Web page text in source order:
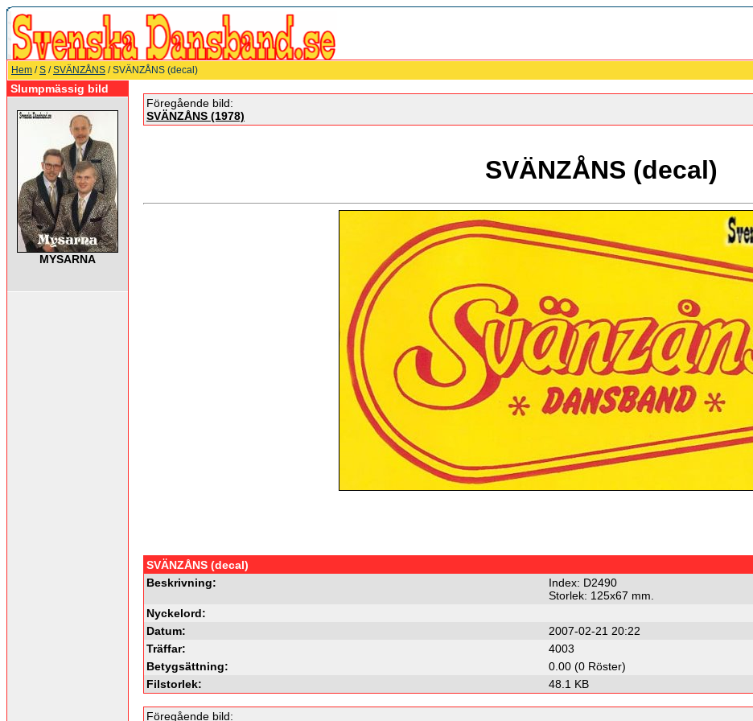
Hem /S /SVÄNZÅNS / SVÄNZÅNS (decal)
Slumpmässig bild
MYSARNA
Föregående bild:
SVÄNZÅNS (1978)
SVÄNZÅNS (decal)
SVÄNZÅNS (decal)
Beskrivning:
Index: D2490
Storlek: 125x67 mm.
Nyckelord:
Datum:
2007-02-21 20:22
Träffar:
4003
Betygsättning:
0.00 (0 Röster)
Filstorlek:
48.1 KB
Föregående bild: